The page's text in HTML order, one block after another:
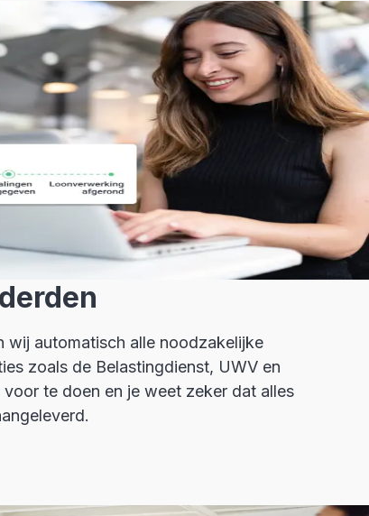
wij automatisch alle noodzakelijke
zoals de Belastingdienst, UWV en
te doen en je weet zeker dat alles